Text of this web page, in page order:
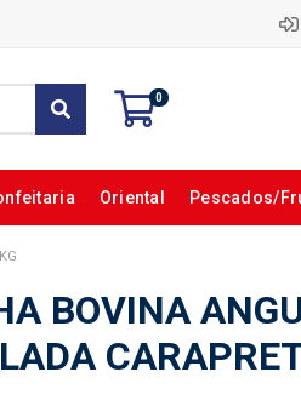
0
Oriental Pescados/
BOVINA